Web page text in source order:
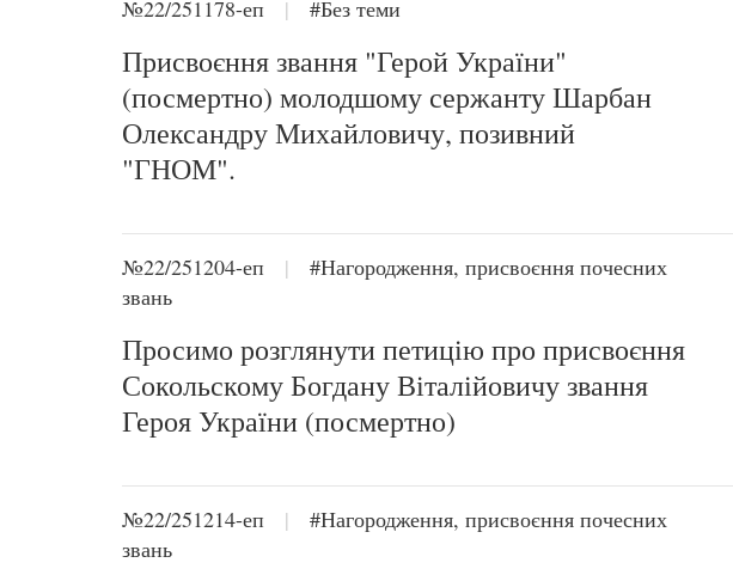
№22/251178-еп | #Без теми
Присвоєння звання "Герой України"
(посмертно) молодшому сержанту Шарбан
Олександру Михайловичу, позивний
"ГНОМ".
№22/251204-еп |
#Нагородження, присвоєння почесних
звань
Просимо розглянути петицію про присвоєння
Сокольскому Богдану Віталійовичу звання
Героя України (посмертно)
№22/251214-еп |
#Нагородження, присвоєння почесних
звань